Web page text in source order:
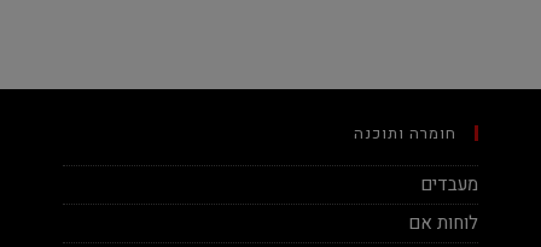
חומרה ותוכנה
מעבדים
לוחות אם